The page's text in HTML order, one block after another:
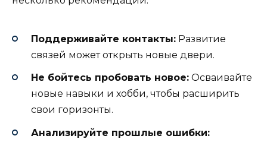
Поддерживайте контакты: Развитие
связей может открыть новые двери.
Не бойтесь пробовать новое: Осваивайте
новые навыки и хобби, чтобы расширить
свои горизонты.
Анализируйте прошлые ошибки: